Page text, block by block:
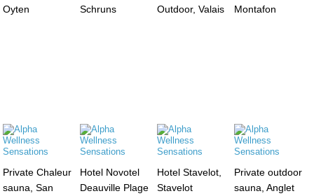
Oyten
Schruns
Outdoor, Valais
Montafon
Private Chaleur
sauna, San
Hotel Novotel
Deauville Plage
Hotel Stavelot,
Stavelot
Private outdoor
sauna, Anglet